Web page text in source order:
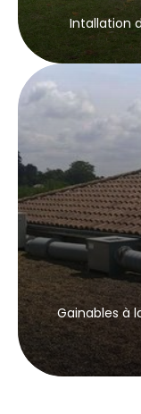
Intallation
Gainables à